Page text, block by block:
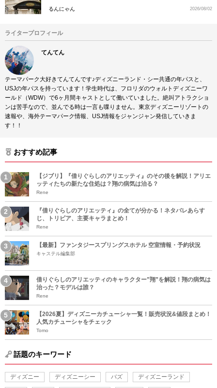
るんにゃん 2026/08/02
ライタープロフィール
てんてん
テーマパーク大好きてんてんです♪ディズニーランド・シー共通の年パスと、
USJの年パスを持っています！学生時代は、フロリダのウォルトディズニーワ
ールド（WDW）で6ヶ月間キャストとして働いていました。絶叫アトラクショ
ンは苦手なので、並んでる時は一言も喋りません。東京ディズニーリゾートの
速報や、海外テーマパーク情報、USJ情報をジャンジャン発信していきま
す！！
おすすめ記事
【ジブリ】『借りぐらしのアリエッティ』のその後を解説！アリエ
ッティたちの新たな住処は？翔の病気は治る？
Rene
『借りぐらしのアリエッティ』の全てが分かる！ネタバレあらす
じ、トリビア、主要キャラまとめ！
Rene
【最新】ファンタジースプリングスホテル 空室情報・予約状況
キャステル編集部
借りぐらしのアリエッティのキャラクター”翔”を解説！翔の病気は
治った？モデルは誰？
Rene
【2026夏】ディズニーカチューシャ一覧！販売状況&値段まとめ！
人気カチューシャをチェック
Tomo
話題のキーワード
ディズニー ディズニーシー バズ ディズニーランド